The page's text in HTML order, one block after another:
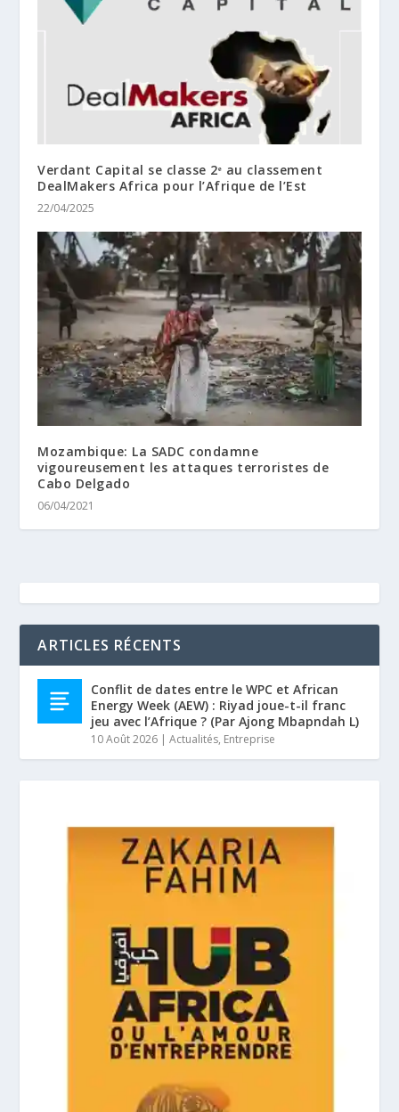
Verdant Capital se classe 2ᵉ au classement
DealMakers Africa pour l’Afrique de l’Est
22/04/2025
Mozambique: La SADC condamne
vigoureusement les attaques terroristes de
Cabo Delgado
06/04/2021
ARTICLES RÉCENTS
Conflit de dates entre le WPC et African
Energy Week (AEW) : Riyad joue-t-il franc
jeu avec l’Afrique ? (Par Ajong Mbapndah L)
10 Août 2026 |Actualités, Entreprise